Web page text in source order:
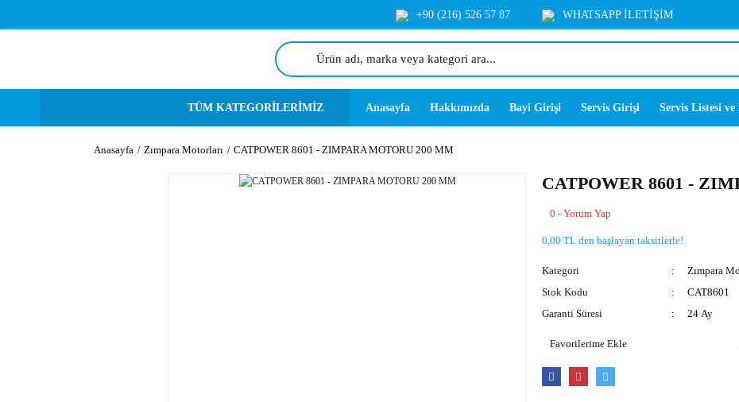
+90 (216) 526 57 87 WHATSAPP İLETİŞİM
TÜM KATEGORİLERİMİZ Anasayfa Hakkımızda Bayi Girişi Servis Girişi Servis Listesi
Anasayfa Zımpara Motorları CATPOWER 8601 - ZIMPARA MOTORU 200 MM
CATPOWER 8601 -
0 - Yorum Yap
0,00 TL den başlayan taksitlerle!
Kategori
Zımpara
Stok Kodu
CAT8601
Garanti Süresi
24 Ay